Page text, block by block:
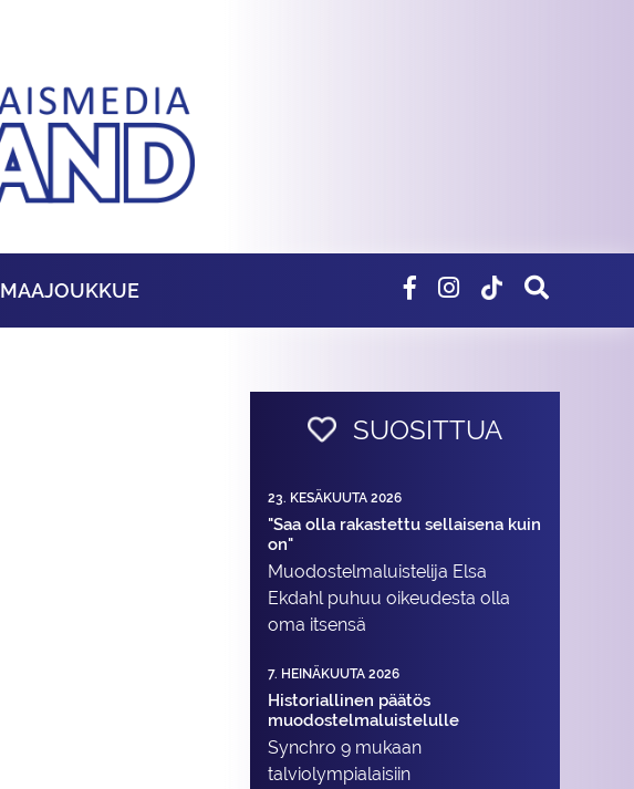
MAAJOUKKUE
SUOSITTUA
23. KESÄKUUTA 2026
"Saa olla rakastettu sellaisena kuin
on"
Muodostelma­luistelija Elsa
Ekdahl puhuu oikeudesta olla
oma itsensä
7. HEINÄKUUTA 2026
Historiallinen päätös
muodostelmaluistelulle
Synchro 9 mukaan
talviolympialaisiin